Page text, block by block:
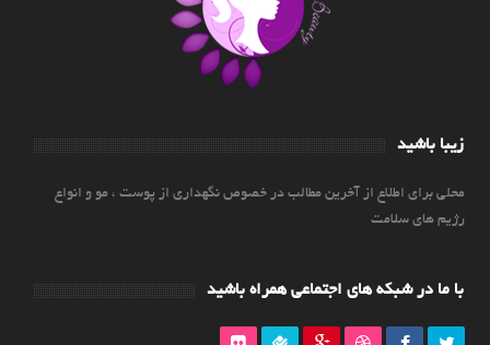
زیبا باشید
محلی برای اطلاع از آخرین مطالب در خصوص نگهداری از پوست ، مو و انواع
رژیم های سلامت
با ما در شبکه های اجتماعی همراه باشید